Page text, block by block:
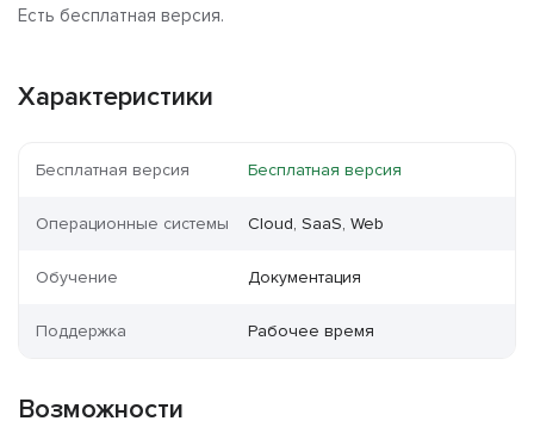
Есть бесплатная версия.
Характеристики
Бесплатная версия Бесплатная версия
Операционные системы Cloud, SaaS, Web
Обучение Документация
Поддержка Рабочее время
Возможности